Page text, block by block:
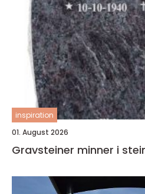
inspiration
01. August 2026
Gravsteiner